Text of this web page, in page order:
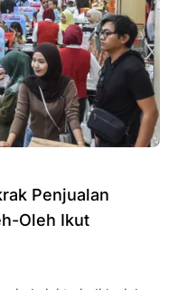
Penjualan
Oleh Ikut